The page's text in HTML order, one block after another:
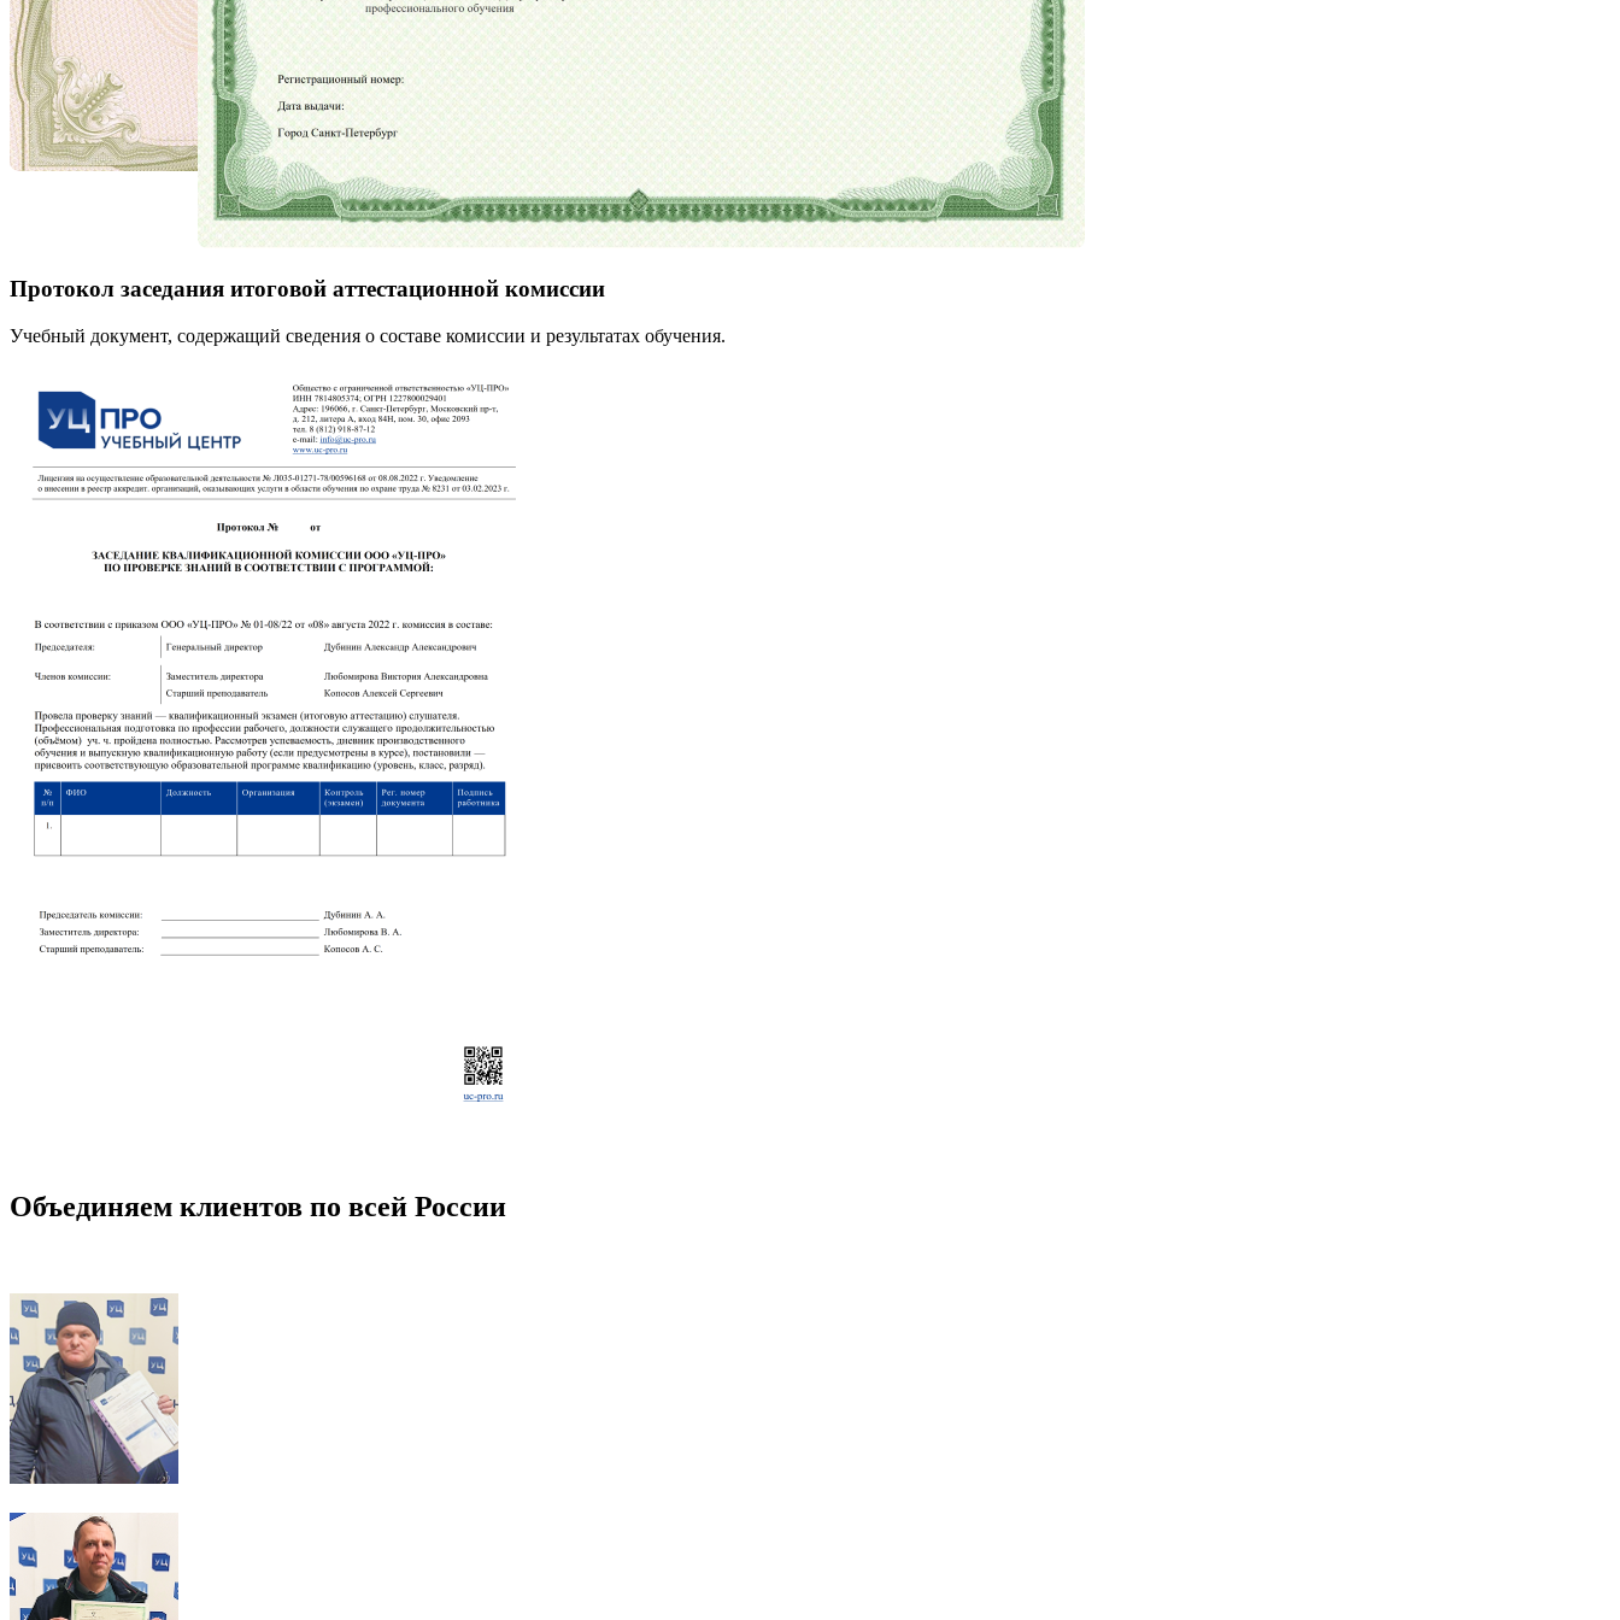
Протокол заседания итоговой аттестационной комиссии
Учебный документ, содержащий сведения о составе комиссии и результатах обучения.
Объединяем клиентов по всей России